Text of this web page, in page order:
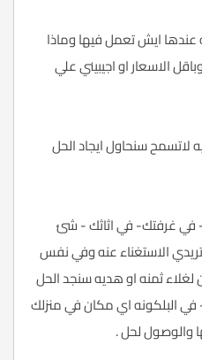
ايش تعمل فيها وماذا
الاسعار او اجيبيني علي
لاتسمح سنحاول ايجاد الحل
في غرفتك- في اثاثك - شئ
الاستغناء عنه وفي نفس
ثمنه او هديه سنجد الحل
البلكونه اي مكان في منزلك
والوصول لحل .